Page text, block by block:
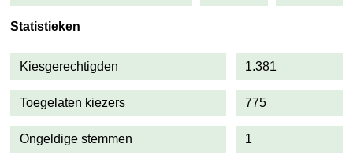
Statistieken
Kiesgerechtigden 1.381
Toegelaten kiezers 775
Ongeldige stemmen 1